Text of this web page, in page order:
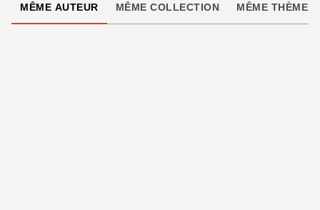
MÊME AUTEUR MÊME COLLECTION MÊME THÈME